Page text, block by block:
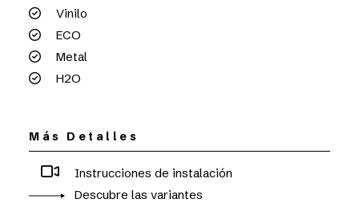
Vinilo
ECO
Metal
H2O
Más Detalles
Instrucciones de instalación
Descubre las variantes